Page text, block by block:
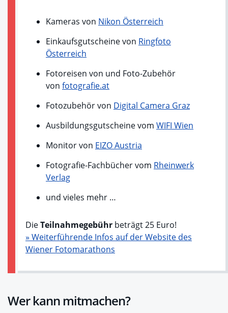
Kameras von Nikon Österreich
Einkaufsgutscheine von Ringfoto
Österreich
Fotoreisen von und Foto-Zubehör
von fotografie.at
Fotozubehör von Digital Camera Graz
Ausbildungsgutscheine vom WIFI Wien
Monitor von EIZO Austria
Fotografie-Fachbücher vom Rheinwerk
Verlag
und vieles mehr …
DieTeilnahmegebühr beträgt 25 Euro!
» Weiterführende Infos auf der Website des
Wiener Fotomarathons
Wer kann mitmachen?